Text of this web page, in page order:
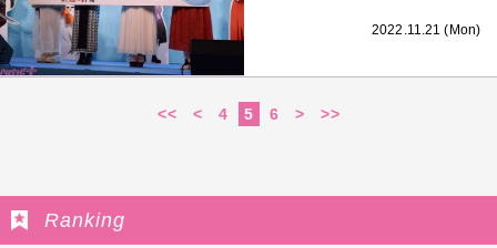
2022.11.21 (Mon)
<< < 4 5 6 > >>
Ranking